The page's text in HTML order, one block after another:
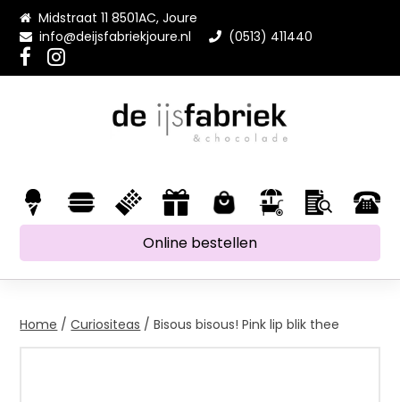
Midstraat 11 8501AC, Joure
info@deijsfabriekjoure.nl
(0513) 411440
Online bestellen
Home /Curiositeas / Bisous bisous! Pink lip blik thee